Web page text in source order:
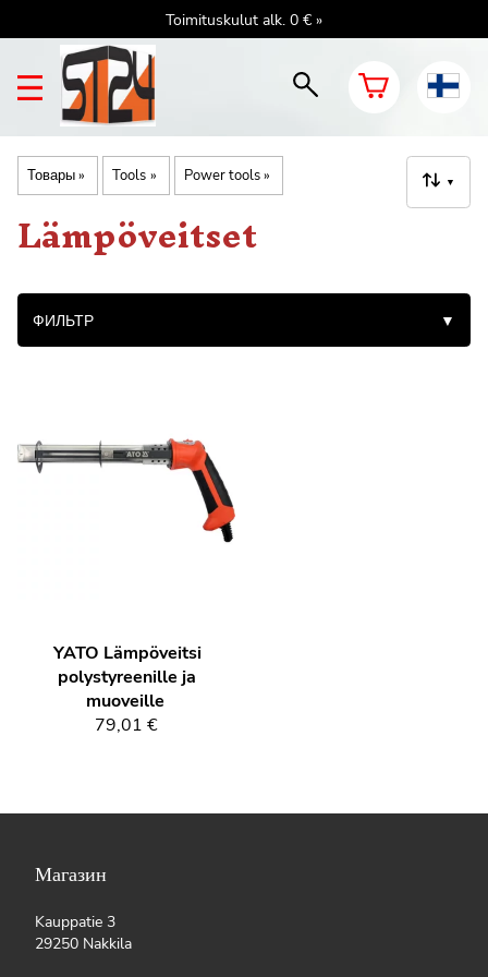
Toimituskulut alk. 0 € »
Товары‪» Tools ‪» Power tools‪» ▼
Lämpöveitset
ФИЛЬТР ▼
YATO Lämpöveitsi
polystyreenille ja
muoveille
79,01 €
Магазин
Kauppatie 3
29250 Nakkila